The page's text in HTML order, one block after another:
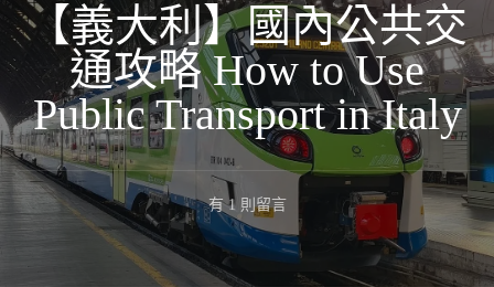
【義大利】國內公共交
通攻略 How to Use
Public Transport in Italy
在
〈【義
大
有 1 則留言